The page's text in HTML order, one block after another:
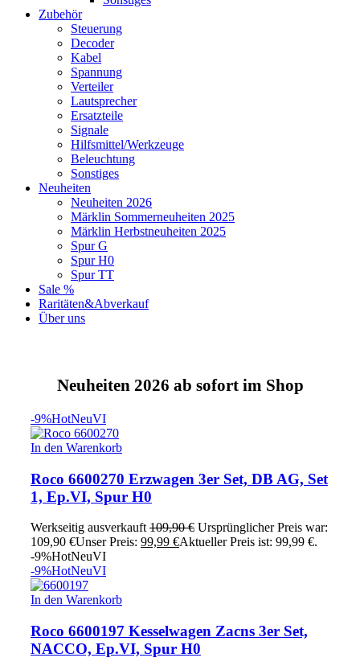
Zubehör
Steuerung
Decoder
Kabel
Spannung
Verteiler
Lautsprecher
Ersatzteile
Signale
Hilfsmittel/Werkzeuge
Beleuchtung
Sonstiges
Neuheiten
Neuheiten 2026
Märklin Sommerneuheiten 2025
Märklin Herbstneuheiten 2025
Spur G
Spur H0
Spur TT
Sale %
Raritäten&Abverkauf
Über uns
Neuheiten 2026 ab sofort im Shop
-9%HotNeuVI
In den Warenkorb
Roco 6600270 Erzwagen 3er Set, DB AG, Set
1, Ep.VI, Spur H0
Werkseitig ausverkauft 109,90€ Ursprünglicher Preis war:
109,90 €Unser Preis: 99,99 €Aktueller Preis ist: 99,99 €.
-9%HotNeuVI
-9%HotNeuVI
In den Warenkorb
Roco 6600197 Kesselwagen Zacns 3er Set,
NACCO, Ep.VI, Spur H0